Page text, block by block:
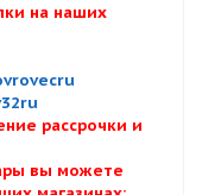
на наших
рассрочки и
вы можете